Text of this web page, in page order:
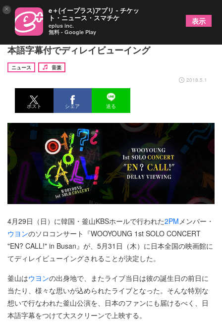
2PMウヨン、出身地・釜山でのソロコンサートを日
本語字幕付でディレイビューイング
ニュース
音楽
2018.5.1
ポスト シェア 送る
4月29日（日）に韓国・釜山KBSホールで行われた2PM メンバー・
ウヨンのソロコンサート『WOOYOUNG 1st SOLO CONCERT
"EN? CALL!" in Busan』が、5月31日（木）に日本全国の映画館に
てディレイビューイングされることが決定した。
釜山はウヨンの出身地で、またライブ当日は彼の誕生日の前日に
当たり、様々な思いが込められたライブとなった。そんな特別な
想いで行なわれた釜山公演を、日本のファンにも届けるべく、日
本語字幕をつけて大スクリーンで上映する。
× e＋(イープラス)アプリ - チケッ
ト・ニュース・スマチケ
eplus inc.
無料 - Google Play
表示